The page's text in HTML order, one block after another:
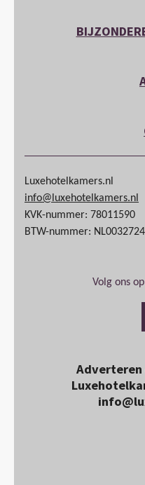
Luxehotelkamers.nl
info@luxehotelkamers.nl
KVK-nummer: 78011590
BTW-nummer:
Volg ons
Adverteren